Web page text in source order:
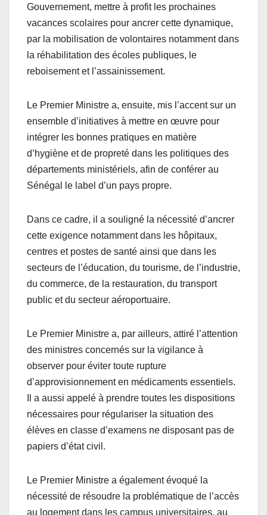
Gouvernement, mettre à profit les prochaines
vacances scolaires pour ancrer cette dynamique,
par la mobilisation de volontaires notamment dans
la réhabilitation des écoles publiques, le
reboisement et l’assainissement.
Le Premier Ministre a, ensuite, mis l’accent sur un
ensemble d’initiatives à mettre en œuvre pour
intégrer les bonnes pratiques en matière
d’hygiène et de propreté dans les politiques des
départements ministériels, afin de conférer au
Sénégal le label d’un pays propre.
Dans ce cadre, il a souligné la nécessité d’ancrer
cette exigence notamment dans les hôpitaux,
centres et postes de santé ainsi que dans les
secteurs de l’éducation, du tourisme, de l’industrie,
du commerce, de la restauration, du transport
public et du secteur aéroportuaire.
Le Premier Ministre a, par ailleurs, attiré l’attention
des ministres concernés sur la vigilance à
observer pour éviter toute rupture
d’approvisionnement en médicaments essentiels.
Il a aussi appelé à prendre toutes les dispositions
nécessaires pour régulariser la situation des
élèves en classe d’examens ne disposant pas de
papiers d’état civil.
Le Premier Ministre a également évoqué la
nécessité de résoudre la problématique de l’accès
au logement dans les campus universitaires, au